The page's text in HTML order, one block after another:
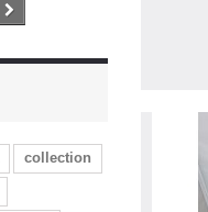
collection